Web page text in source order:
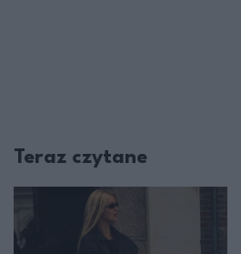
Teraz czytane